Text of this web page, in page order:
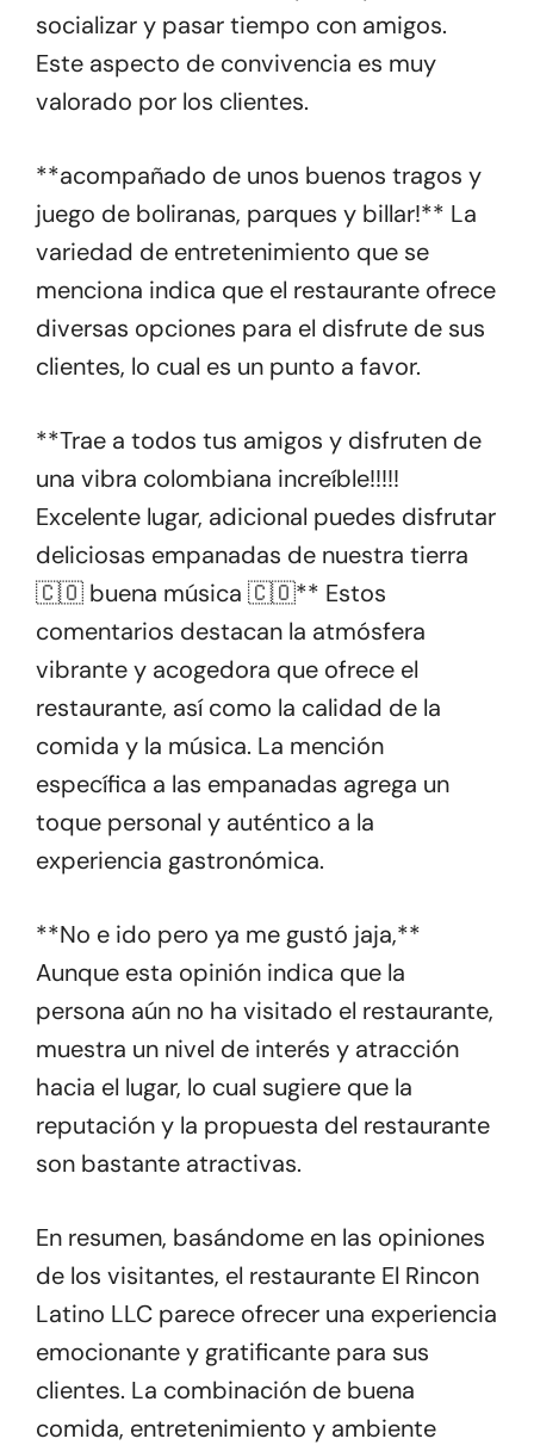
socializar y pasar tiempo con amigos.
Este aspecto de convivencia es muy
valorado por los clientes.
**acompañado de unos buenos tragos y
juego de boliranas, parques y billar!** La
variedad de entretenimiento que se
menciona indica que el restaurante ofrece
diversas opciones para el disfrute de sus
clientes, lo cual es un punto a favor.
**Trae a todos tus amigos y disfruten de
una vibra colombiana increíble!!!!!
Excelente lugar, adicional puedes disfrutar
deliciosas empanadas de nuestra tierra
🇨🇴 buena música 🇨🇴** Estos
comentarios destacan la atmósfera
vibrante y acogedora que ofrece el
restaurante, así como la calidad de la
comida y la música. La mención
específica a las empanadas agrega un
toque personal y auténtico a la
experiencia gastronómica.
**No e ido pero ya me gustó jaja,**
Aunque esta opinión indica que la
persona aún no ha visitado el restaurante,
muestra un nivel de interés y atracción
hacia el lugar, lo cual sugiere que la
reputación y la propuesta del restaurante
son bastante atractivas.
En resumen, basándome en las opiniones
de los visitantes, el restaurante El Rincon
Latino LLC parece ofrecer una experiencia
emocionante y gratificante para sus
clientes. La combinación de buena
comida, entretenimiento y ambiente